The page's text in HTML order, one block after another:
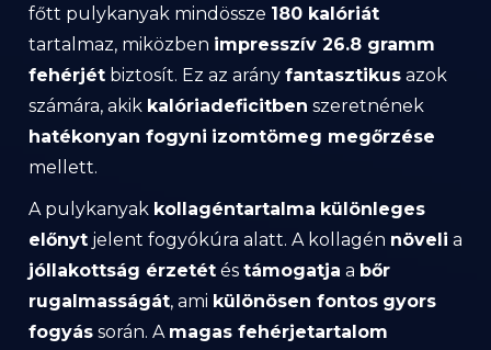
főtt pulykanyak mindössze 180 kalóriát
tartalmaz, miközben impresszív 26.8 gramm
fehérjét biztosít. Ez az arány fantasztikus azok
számára, akik kalóriadeficitben szeretnének
hatékonyan fogyni izomtömeg megőrzése
mellett.
A pulykanyak kollagéntartalma különleges
előnyt jelent fogyókúra alatt. A kollagén növeli a
jóllakottság érzetét és támogatja a bőr
rugalmasságát, ami különösen fontos gyors
fogyás során. A magas fehérjetartalom